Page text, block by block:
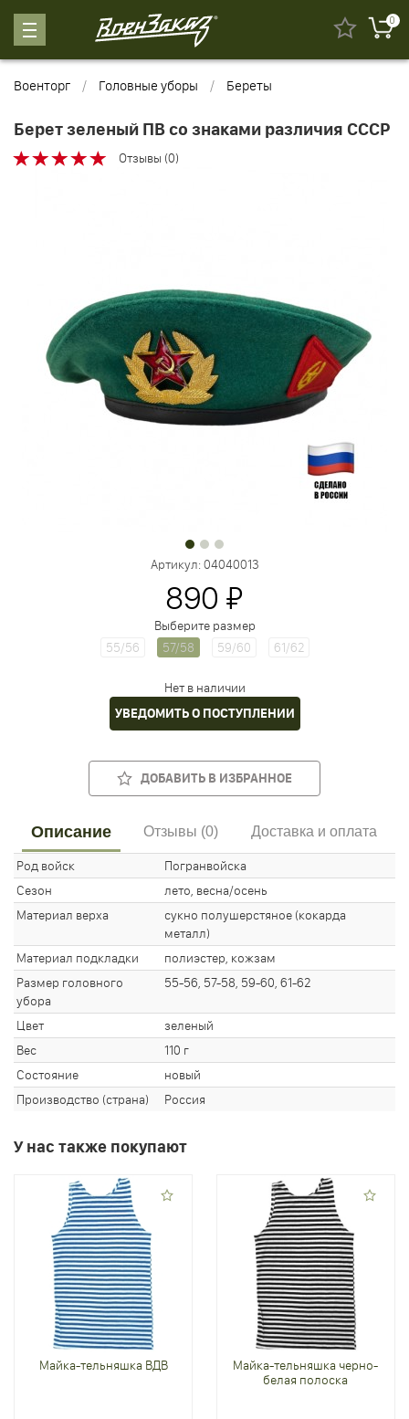
0
Военторг Головные уборы Береты
Берет зеленый ПВ со знаками различия СССР
Отзывы (0)
Артикул:04040013
890 ₽
Выберите размер
55/56
57/58 59/60 61/62
Нет в наличии
УВЕДОМИТЬ О ПОСТУПЛЕНИИ
ДОБАВИТЬ В ИЗБРАННОЕ
Описание Отзывы (0) Доставка и оплата
Род войск
Погранвойска
Сезон
лето, весна/осень
Материал верха
сукно полушерстяное (кокарда
металл)
Материал подкладки
полиэстер, кожзам
Размер головного
убора
55-56, 57-58, 59-60, 61-62
Цвет
зеленый
Вес
110 г
Состояние
новый
Производство (страна)
Россия
У нас также покупают
Майка-тельняшка ВДВ
Майка-тельняшка черно-
белая полоска